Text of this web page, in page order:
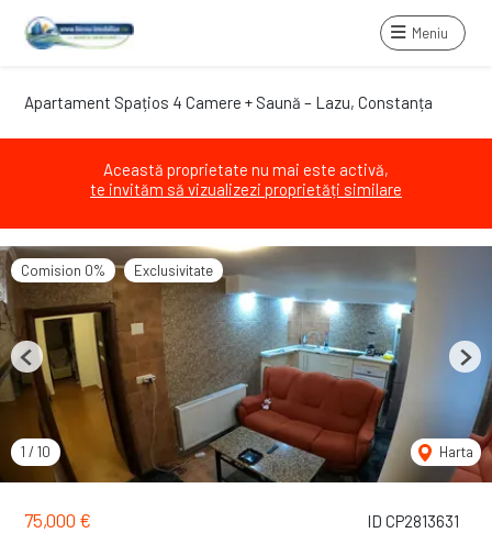
Meniu
Apartament Spațios 4 Camere + Saună – Lazu, Constanța
Această proprietate nu mai este activă,
te invităm să vizualizezi proprietăți similare
ID CP2813631
75,000 €
Comision 0% Exclusivitate
1 / 10 Harta
Previous Next